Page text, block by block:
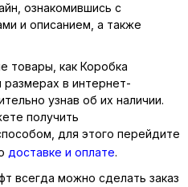
ознакомившись с
и описанием, а также
товары, как Коробка
размерах в интернет-
узнав об их наличии.
получить
для этого перейдите
доставке и оплате.
всегда можно сделать заказ